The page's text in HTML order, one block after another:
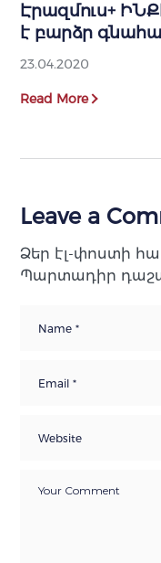
Էրազմուս+
է բարձր
23.04.2020
Read More
Leave a
Ձեր էլ-փոստի
Պարտադիր